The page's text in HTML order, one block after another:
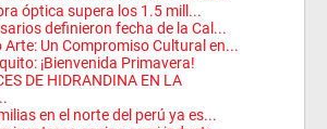
óptica supera los 1.5 mill...
definieron fecha de la Cal...
Arte: Un Compromiso Cultural en...
¡Bienvenida Primavera!
DE HIDRANDINA EN LA
en el norte del perú ya es...